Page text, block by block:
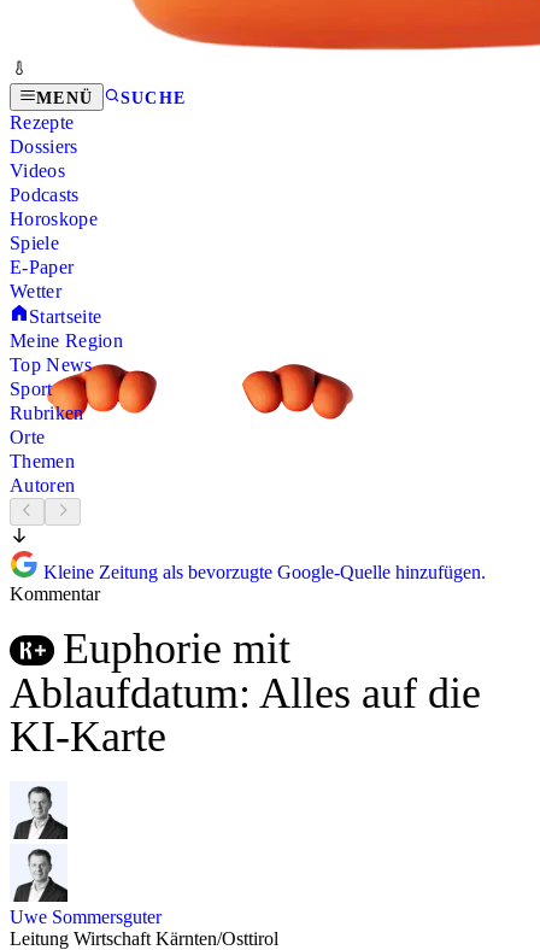
MENÜ SUCHE
Rezepte
Dossiers
Videos
Podcasts
Horoskope
Spiele
E-Paper
Wetter
Startseite
Meine Region
Top News
Sport
Rubriken
Orte
Themen
Autoren
Kleine Zeitung als bevorzugte Google-Quelle hinzufügen.
Kommentar
Euphorie mit
Ablaufdatum: Alles auf die
KI-Karte
Uwe Sommersguter
Leitung Wirtschaft Kärnten/Osttirol